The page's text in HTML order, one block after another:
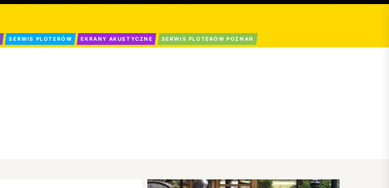
SERWIS PLOTERÓW EKRANY AKUSTYCZNE SERWIS PLOTERÓW POZNAŃ